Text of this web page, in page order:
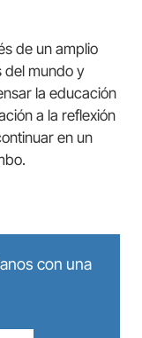
de un amplio
del mundo y
la educación
a la reflexión
en un
con una